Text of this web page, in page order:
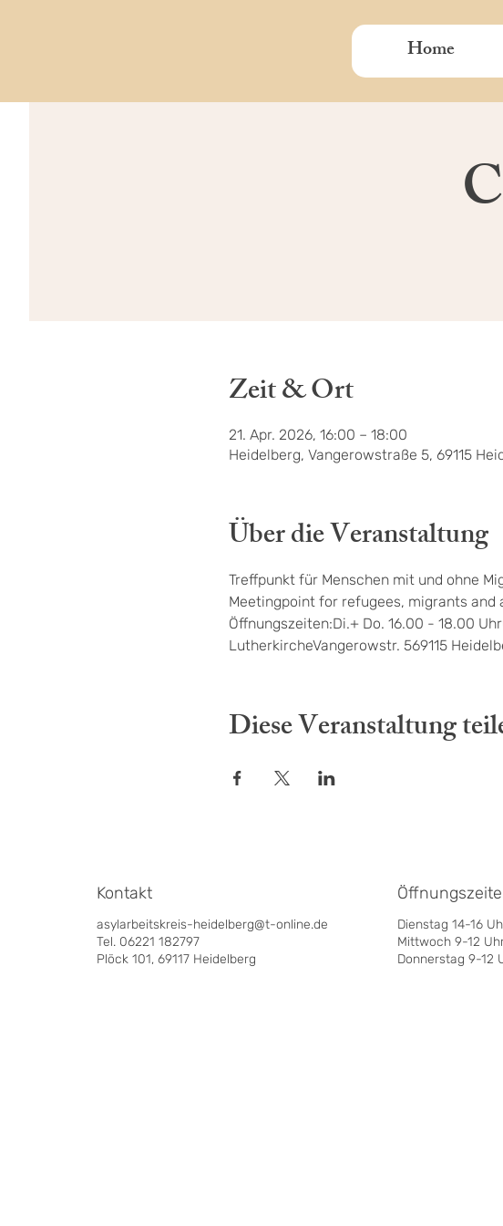
Home
Zeit & Ort
21. Apr. 2026, 16:00 – 18:00
Heidelberg, Vangerowstraße 5, 69115
Über die Veranstaltung
Treffpunkt für Menschen mit und ohne
Meetingpoint for refugees, migrants and
Öffnungszeiten:Di.+ Do. 16.00 - 18.00
LutherkircheVangerowstr. 569115
Diese Veranstaltung
asylarbeitskreis-heidelberg@t-online.de
Tel. 06221 182797
Plöck 101, 69117 Heidelberg
Kontakt
Dienstag 14-16
Mittwoch 9-12
Donnerstag 9-12